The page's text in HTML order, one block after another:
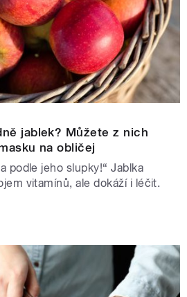
jablek? Můžete z nich
na obličej
podle jeho slupky!“ Jablka
vitamínů, ale dokáží i léčit.